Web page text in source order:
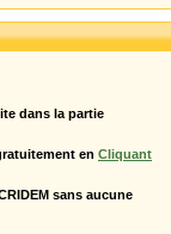
dans la partie
en Cliquant
sans aucune